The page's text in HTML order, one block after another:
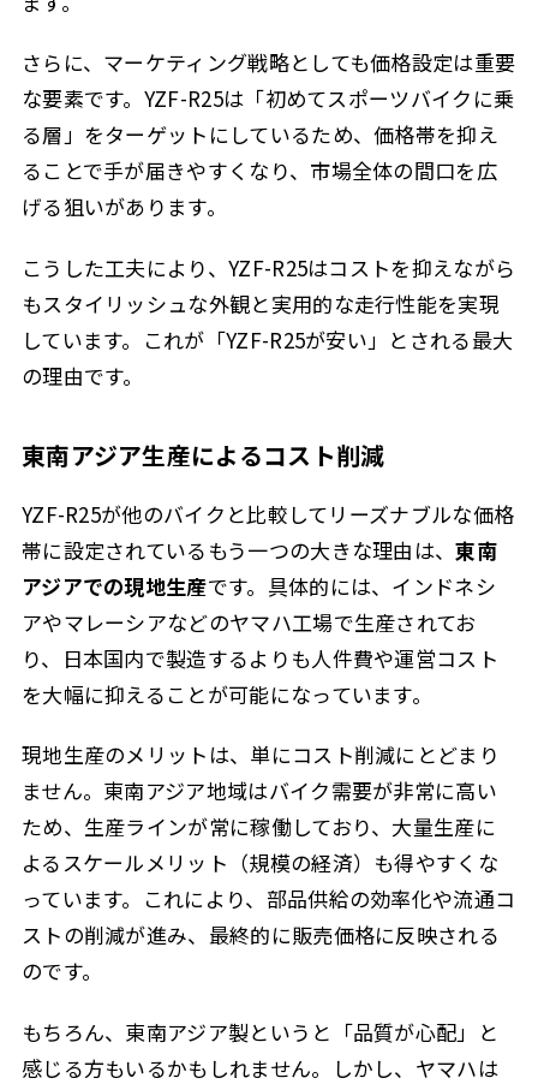
さらに、マーケティング戦略としても価格設定は重要
な要素です。YZF-R25は「初めてスポーツバイクに乗
る層」をターゲットにしているため、価格帯を抑え
ることで手が届きやすくなり、市場全体の間口を広
げる狙いがあります。
こうした工夫により、YZF-R25はコストを抑えながら
もスタイリッシュな外観と実用的な走行性能を実現
しています。これが「YZF-R25が安い」とされる最大
の理由です。
東南アジア生産によるコスト削減
YZF-R25が他のバイクと比較してリーズナブルな価格
帯に設定されているもう一つの大きな理由は、東南
アジアでの現地生産です。具体的には、インドネシ
アやマレーシアなどのヤマハ工場で生産されてお
り、日本国内で製造するよりも人件費や運営コスト
を大幅に抑えることが可能になっています。
現地生産のメリットは、単にコスト削減にとどまり
ません。東南アジア地域はバイク需要が非常に高い
ため、生産ラインが常に稼働しており、大量生産に
よるスケールメリット（規模の経済）も得やすくな
っています。これにより、部品供給の効率化や流通コ
ストの削減が進み、最終的に販売価格に反映される
のです。
もちろん、東南アジア製というと「品質が心配」と
感じる方もいるかもしれません。しかし、ヤマハは